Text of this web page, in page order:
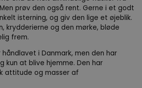
prøv den også rent. Gerne i et godt
isterning, og giv den lige et øjeblik.
krydderierne og den mørke, bløde
frem.
håndlavet i Danmark, men den har
at blive hjemme. Den har
attitude og masser af